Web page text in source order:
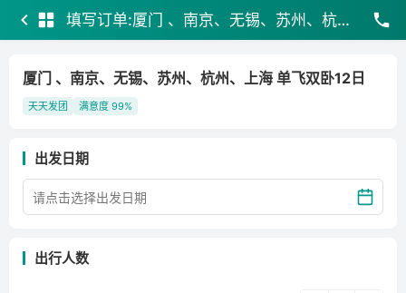
填写订单:厦门 、南京、无锡、苏州、杭州、上海 单飞双卧12日
厦门 、南京、无锡、苏州、杭州、上海 单飞双卧12日
天天发团 满意度 99%
出发日期
出行人数